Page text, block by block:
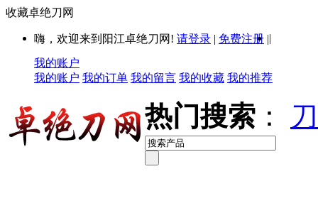
收藏卓绝刀网
嗨，欢迎来到阳江卓绝刀网! 请登录 | 免费注册 ||
我的账户
我的账户 我的订单 我的留言 我的收藏 我的推荐
热门搜索 ：